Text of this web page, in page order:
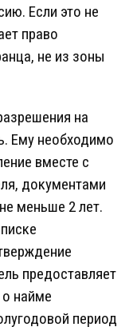
Если это не
право
не из зоны
на
Ему необходимо
вместе с
документами
меньше 2 лет.
предоставляет
найме
период